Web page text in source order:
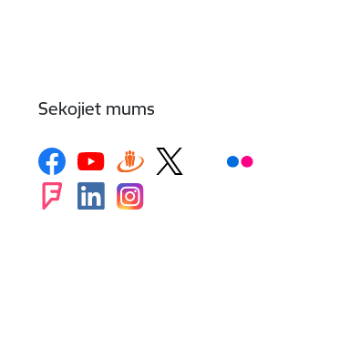
Sekojiet mums